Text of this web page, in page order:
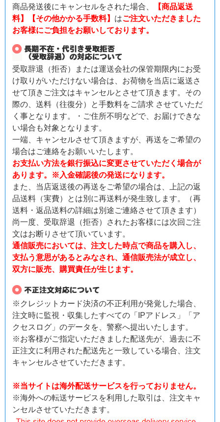
商品発送後にキャンセルをされた場合、
【商品返送
料】【その他かかる手数料】 はご注文いただきました
お客様にご負担をお願いしております。
受取辞退（拒否）または運送会社の保管期限内にお受
け取りがいただけない場合は、お荷物を当店に返送さ
せて頂きご注文はキャンセルとさせて頂きます。その
際の、送料（往復分）と手数料をご請求 させていただ
く事となります。・ご住所不明などで、お届けできな
い場合も対象となります。
一端、キャンセルさせて頂きますが、再送をご希望の
場合はご連絡をお願いいたします。
お支払い方法を銀行振込に変更させていただく場合が
あります。※入金確認後の発送になります。
また、当店返送後の再送をご希望の場合は、上記の返
品送料（実費）とは別に再送料が発生致します。（再
送料・返品送料の詳細は別途ご連絡させて頂きます）
尚一度、受取辞退（拒否）されたお客様には次回ご注
文はお断りさせて頂いています。
通信販売においては、注文した時点で商品を購入し、
支払う意思があるとみなされ、通信販売法が成立し、
双方に販売、購買責任が生じます。
※クレジットカード決済の不正利用が発覚した場合、
注文時に監視・収集したすべての「IPアドレス」「ア
クセスログ」のデータを、警察へ提出いたします。
※お客様がご指定いただきました配送先が、過去に不
正注文に利用された配送先と一致している場合、注文
キャンセルさせていただきます。
※当サイトは海外配送サービスを行っておりません。
※海外への転送サービスを利用した取引は、注文キャ
ンセルさせていただきます。